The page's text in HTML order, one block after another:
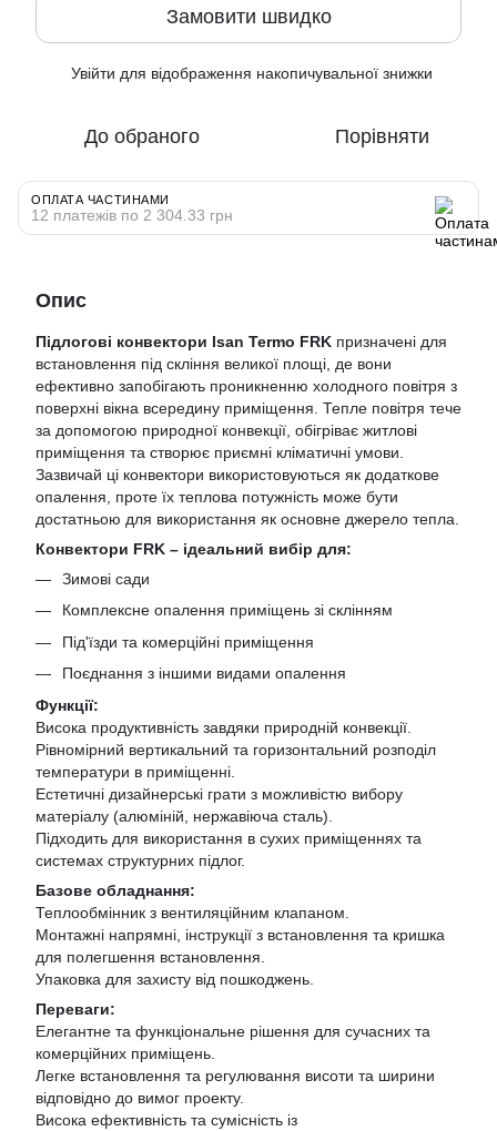
Замовити швидко
Увійти для відображення накопичувальної знижки
До обраного Порівняти
ОПЛАТА ЧАСТИНАМИ
12 платежів по 2 304.33 грн
Опис
Підлогові конвектори Isan Termo FRK призначені для
встановлення під скління великої площі, де вони
ефективно запобігають проникненню холодного повітря з
поверхні вікна всередину приміщення. Тепле повітря тече
за допомогою природної конвекції, обігріває житлові
приміщення та створює приємні кліматичні умови.
Зазвичай ці конвектори використовуються як додаткове
опалення, проте їх теплова потужність може бути
достатньою для використання як основне джерело тепла.
Конвектори FRK – ідеальний вибір для:
Зимові сади
Комплексне опалення приміщень зі склінням
Під'їзди та комерційні приміщення
Поєднання з іншими видами опалення
Функції:
Висока продуктивність завдяки природній конвекції.
Рівномірний вертикальний та горизонтальний розподіл
температури в приміщенні.
Естетичні дизайнерські грати з можливістю вибору
матеріалу (алюміній, нержавіюча сталь).
Підходить для використання в сухих приміщеннях та
системах структурних підлог.
Базове обладнання:
Теплообмінник з вентиляційним клапаном.
Монтажні напрямні, інструкції з встановлення та кришка
для полегшення встановлення.
Упаковка для захисту від пошкоджень.
Переваги:
Елегантне та функціональне рішення для сучасних та
комерційних приміщень.
Легке встановлення та регулювання висоти та ширини
відповідно до вимог проекту.
Висока ефективність та сумісність із